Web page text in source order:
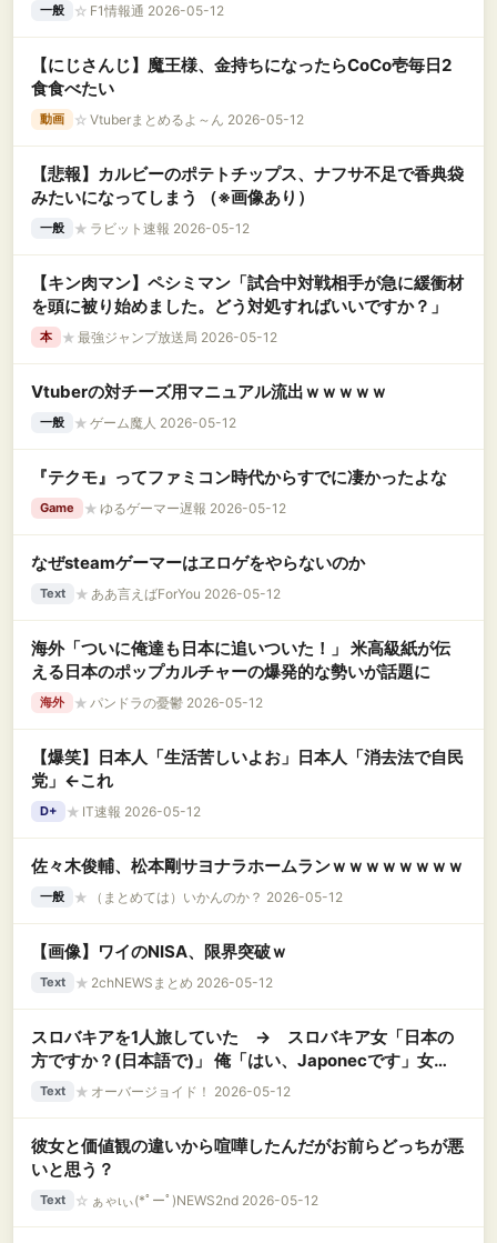
一般 ☆ F1情報通 2026-05-12
【にじさんじ】魔王様、金持ちになったらCoCo壱毎日2
食食べたい
動画 ☆ Vtuberまとめるよ～ん 2026-05-12
【悲報】カルビーのポテトチップス、ナフサ不足で香典袋
みたいになってしまう （※画像あり）
一般 ★ ラビット速報 2026-05-12
【キン肉マン】ペシミマン「試合中対戦相手が急に緩衝材
を頭に被り始めました。どう対処すればいいですか？」
本 ★ 最強ジャンプ放送局 2026-05-12
Vtuberの対チーズ用マニュアル流出ｗｗｗｗｗ
一般 ★ ゲーム魔人 2026-05-12
『テクモ』ってファミコン時代からすでに凄かったよな
Game ★ ゆるゲーマー遅報 2026-05-12
なぜsteamゲーマーはヱロゲをやらないのか
Text ★ ああ言えばForYou 2026-05-12
海外「ついに俺達も日本に追いついた！」 米高級紙が伝
える日本のポップカルチャーの爆発的な勢いが話題に
海外 ★ パンドラの憂鬱 2026-05-12
【爆笑】日本人「生活苦しいよお」日本人「消去法で自民
党」←これ
D+ ★ IT速報 2026-05-12
佐々木俊輔、松本剛サヨナラホームランｗｗｗｗｗｗｗｗ
一般 ★ （まとめては）いかんのか？ 2026-05-12
【画像】ワイのNISA、限界突破ｗ
Text ★ 2chNEWSまとめ 2026-05-12
スロバキアを1人旅していた → スロバキア女「日本の
方ですか？(日本語で)」 俺「はい、Japonecです」女
「日本について聞かせて！」俺「…..！？」
Text ★ オーバージョイド！ 2026-05-12
彼女と価値観の違いから喧嘩したんだがお前らどっちが悪
いと思う？
Text ☆ ぁゃιぃ(*ﾟーﾟ)NEWS2nd 2026-05-12